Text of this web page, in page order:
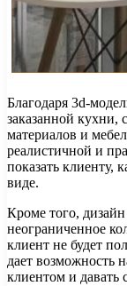
Благодаря 3d-
заказанной кухни,
материалов и
реалистичной и
показать клиенту,
виде.
Кроме того, дизайн
неограниченное
клиент не будет
дает возможность
клиентом и давать